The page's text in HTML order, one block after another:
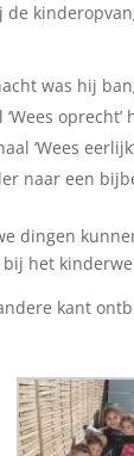
was hij
‘Wees
naar een
dingen
het
kant